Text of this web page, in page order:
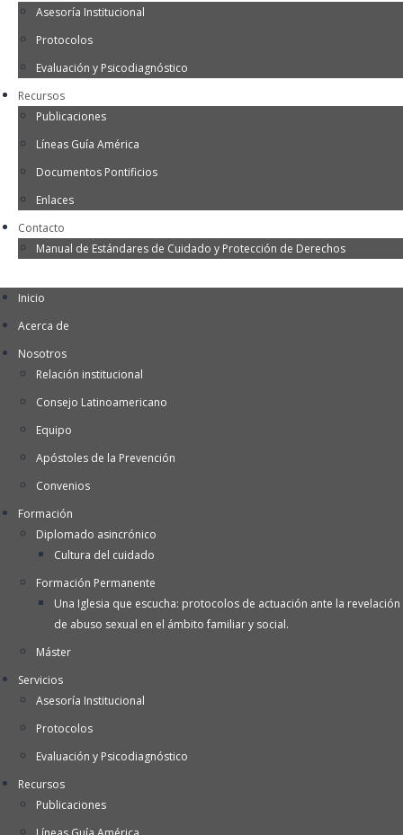
Asesoría Institucional
Protocolos
Evaluación y Psicodiagnóstico
Recursos
Publicaciones
Líneas Guía América
Documentos Pontificios
Enlaces
Contacto
Manual de Estándares de Cuidado y Protección de Derechos
Inicio
Acerca de
Nosotros
Relación institucional
Consejo Latinoamericano
Equipo
Apóstoles de la Prevención
Convenios
Formación
Diplomado asincrónico
Cultura del cuidado
Formación Permanente
Una Iglesia que escucha: protocolos de actuación ante la revelación
de abuso sexual en el ámbito familiar y social.
Máster
Servicios
Asesoría Institucional
Protocolos
Evaluación y Psicodiagnóstico
Recursos
Publicaciones